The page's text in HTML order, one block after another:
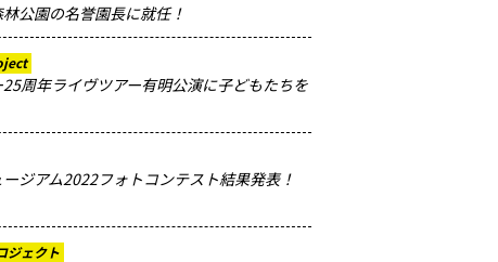
公園の名誉園長に就任！
周年ライヴツアー有明公演に子どもたちを
ジアム2022フォトコンテスト結果発表！
ジェクト